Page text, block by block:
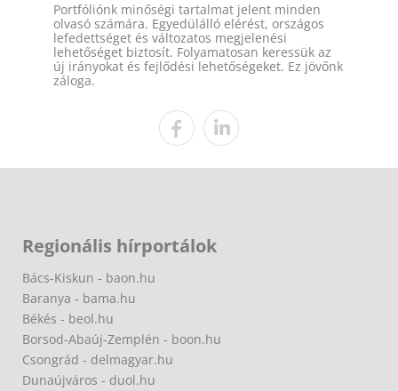
Portfóliónk minőségi tartalmat jelent minden
olvasó számára. Egyedülálló elérést, országos
lefedettséget és változatos megjelenési
lehetőséget biztosít. Folyamatosan keressük az
új irányokat és fejlődési lehetőségeket. Ez jövőnk
záloga.
Regionális hírportálok
Bács-Kiskun - baon.hu
Baranya - bama.hu
Békés - beol.hu
Borsod-Abaúj-Zemplén - boon.hu
Csongrád - delmagyar.hu
Dunaújváros - duol.hu